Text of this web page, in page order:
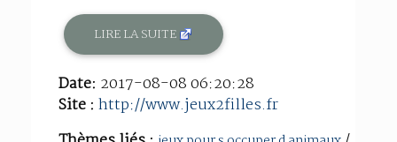
LIRE LA SUITE
Date: 2017-08-08 06:20:28
Site : http://www.jeux2filles.fr